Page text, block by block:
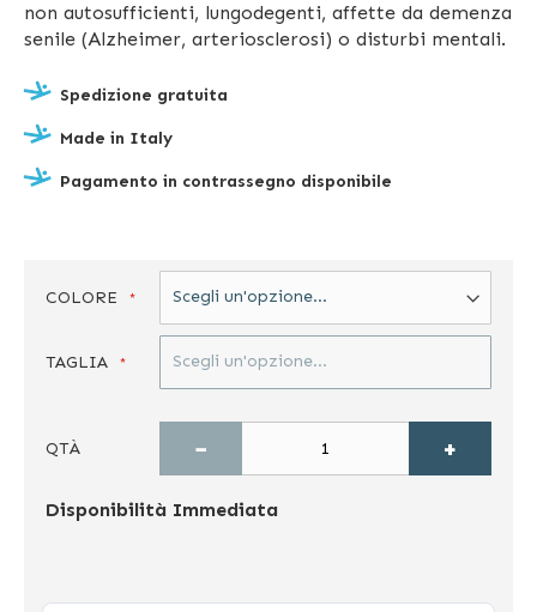
non autosufficienti, lungodegenti, affette da demenza
senile (Alzheimer, arteriosclerosi) o disturbi mentali.
Spedizione gratuita
Made in Italy
Pagamento in contrassegno disponibile
COLORE
TAGLIA
QTÀ − +
Disponibilità Immediata